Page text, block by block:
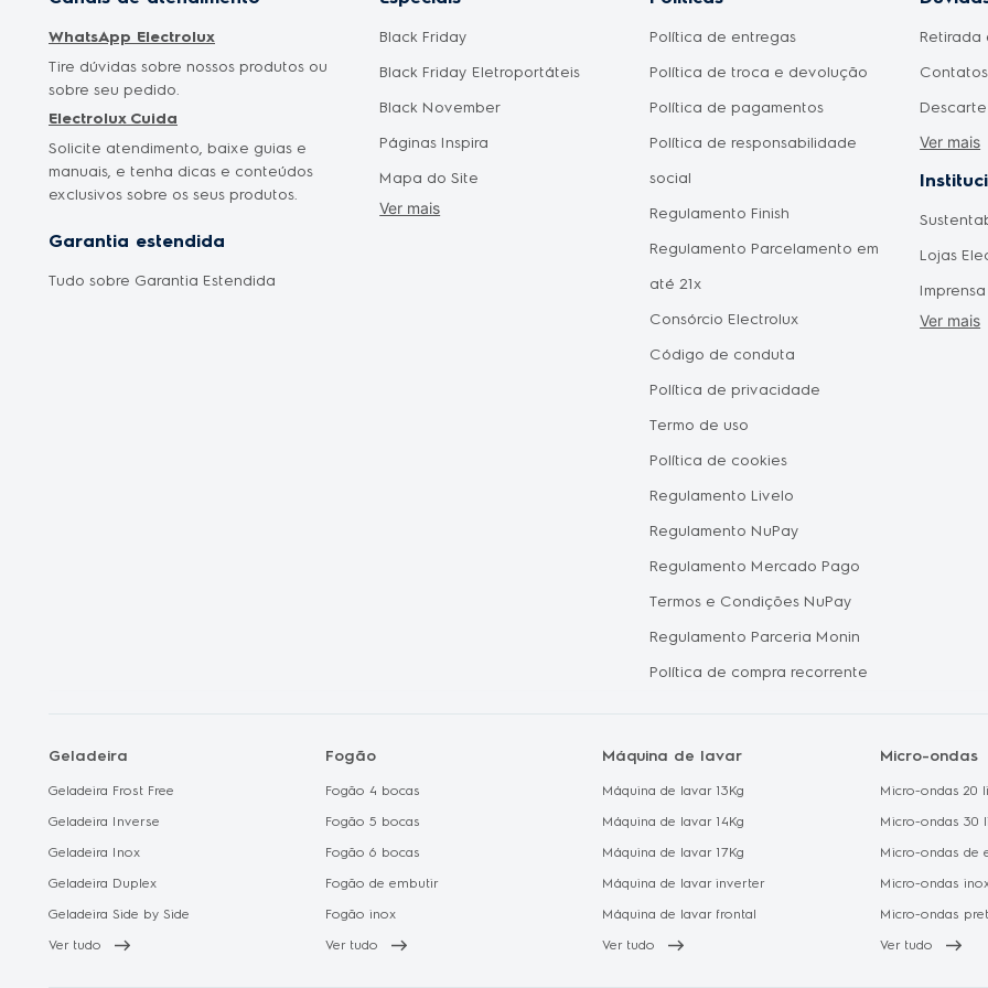
WhatsApp Electrolux
Tire dúvidas sobre nossos produtos ou
sobre seu pedido.
Electrolux Cuida
Solicite atendimento, baixe guias e
manuais, e tenha dicas e conteúdos
exclusivos sobre os seus produtos.
Garantia estendida
Tudo sobre Garantia Estendida
Black Friday
Black Friday Eletroportáteis
Black November
Páginas Inspira
Mapa do Site
Cyber Monday
Ver mais
Política de entregas
Política de troca e devolução
Política de pagamentos
Política de responsabilidade
social
Regulamento Finish
Regulamento Parcelamento em
até 21x
Consórcio Electrolux
Código de conduta
Política de privacidade
Termo de uso
Política de cookies
Regulamento Livelo
Regulamento NuPay
Regulamento Mercado Pago
Termos e Condições NuPay
Regulamento Parceria Monin
Política de compra recorrente
Retirada
Meu
Como
Ver mais
Lojas
Imprensa
Ver mais
Geladeira
Geladeira Frost Free
Geladeira Inverse
Geladeira Inox
Geladeira Duplex
Geladeira Side by Side
Ver tudo
Fogão
Fogão 4 bocas
Fogão 5 bocas
Fogão 6 bocas
Fogão de embutir
Fogão inox
Ver tudo
Máquina de lavar
Máquina de lavar 13Kg
Máquina de lavar 14Kg
Máquina de lavar 17Kg
Máquina de lavar inverter
Máquina de lavar frontal
Ver tudo
Micro-ondas
Micro-ondas 20
Micro-ondas 30
Micro-ondas de
Micro-ondas
Micro-ondas
Ver tudo